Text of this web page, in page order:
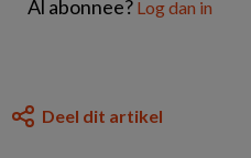
Al abonnee? Log dan in
Deel dit artikel